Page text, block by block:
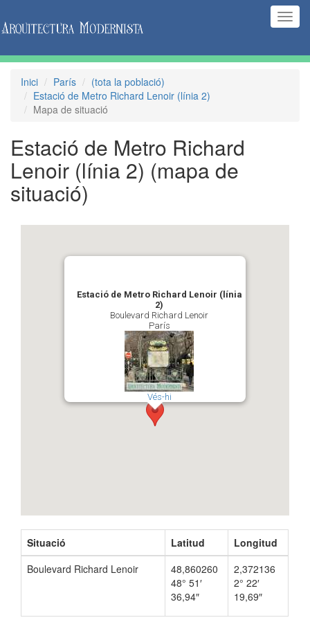
Inici París
(tota la població)
Estació de Metro Richard Lenoir (línia 2)
Mapa de situació
Estació de Metro Richard
Lenoir (línia 2) (mapa de
situació)
Estació de Metro Richard Lenoir (línia
2)
Boulevard Richard Lenoir
París
Vés-hi
Situació Latitud
Longitud
Boulevard Richard Lenoir
48,860260
48° 51′
36,94″
2,372136
2° 22′
19,69″